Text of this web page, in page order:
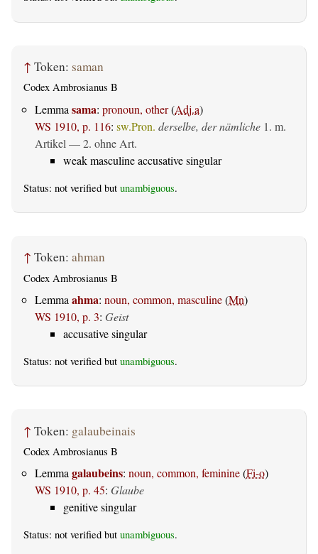
↑ Token: saman
Codex Ambrosianus B
Lemma sama: pronoun, other(Adj.a)
WS 1910, p. 116: sw.Pron. derselbe, der nämliche 1. m.
Artikel — 2. ohne Art.
weak masculine accusative singular
Status: not verified but unambiguous.
↑ Token: ahman
Codex Ambrosianus B
Lemma ahma: noun, common, masculine(Mn)
WS 1910, p. 3: Geist
accusative singular
Status: not verified but unambiguous.
↑ Token: galaubeinais
Codex Ambrosianus B
Lemmagalaubeins: noun, common, feminine(Fi-o)
WS 1910, p. 45: Glaube
genitive singular
Status: not verified but unambiguous.